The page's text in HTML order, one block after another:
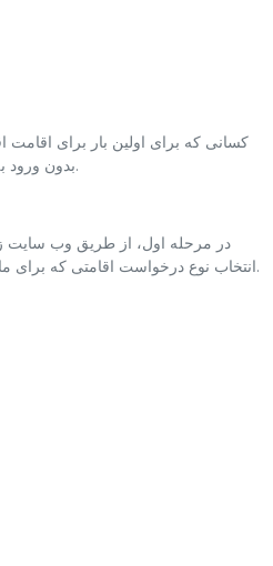
کسانی که برای اولین بار برای اقامت
بدون ورود به ترکیه نمی‌توانند درخواست دهند.
در مرحله اول، از طریق وب سایت
انتخاب نوع درخواست اقامتی که برای ماندن شما مناسب است، آغاز شود.